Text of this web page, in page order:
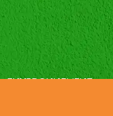
ENVIRONNEMENT